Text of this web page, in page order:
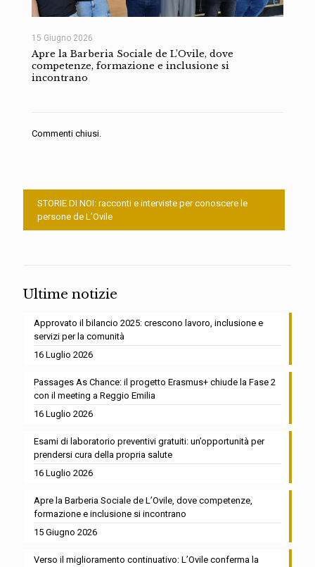
15 Giugno 2026
Apre la Barberia Sociale de L’Ovile, dove
competenze, formazione e inclusione si
incontrano
Commenti chiusi.
STORIE DI NOI: racconti e interviste per conoscere le
persone de L’Ovile
Ultime notizie
Approvato il bilancio 2025: crescono lavoro, inclusione e
servizi per la comunità
16 Luglio 2026
Passages As Chance: il progetto Erasmus+ chiude la Fase 2
con il meeting a Reggio Emilia
16 Luglio 2026
Esami di laboratorio preventivi gratuiti: un’opportunità per
prendersi cura della propria salute
16 Luglio 2026
Apre la Barberia Sociale de L’Ovile, dove competenze,
formazione e inclusione si incontrano
15 Giugno 2026
Verso il miglioramento continuativo: L’Ovile conferma la